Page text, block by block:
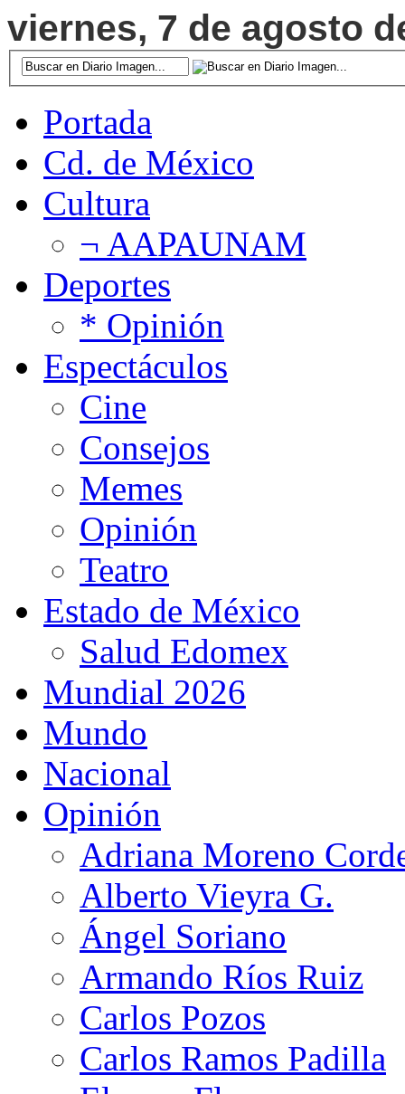
viernes, 7 de agosto
Portada
Cd. de México
Cultura
¬ AAPAUNAM
Deportes
* Opinión
Espectáculos
Cine
Consejos
Memes
Opinión
Teatro
Estado de México
Salud Edomex
Mundial 2026
Mundo
Nacional
Opinión
Adriana Moreno
Alberto Vieyra G.
Ángel Soriano
Armando Ríos Ruiz
Carlos Pozos
Carlos Ramos Padilla